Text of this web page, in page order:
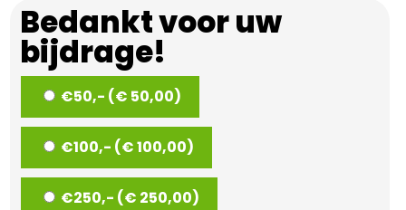
Bedankt voor uw
bijdrage!
€50,- (€ 50,00)
€100,- (€ 100,00)
€250,- (€ 250,00)